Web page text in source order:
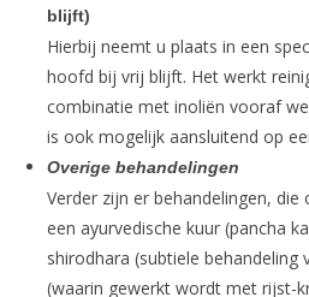
blijft)
Hierbij neemt u plaats in een
hoofd bij vrij blijft. Het werkt
combinatie met inoliën vooraf
is ook mogelijk aansluitend op
Overige behandelingen
Verder zijn er behandelingen,
een ayurvedische kuur (pancha
shirodhara (subtiele behandeling
(waarin gewerkt wordt met rijst-